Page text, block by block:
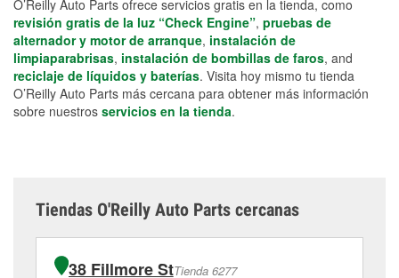
O’Reilly Auto Parts ofrece servicios gratis en la tienda, como
revisión gratis de la luz “Check Engine”, pruebas de
alternador y motor de arranque, instalación de
limpiaparabrisas, instalación de bombillas de faros, and
reciclaje de líquidos y baterías. Visita hoy mismo tu tienda
O’Reilly Auto Parts más cercana para obtener más información
sobre nuestros servicios en la tienda.
Tiendas O'Reilly Auto Parts cercanas
38 Fillmore StTienda 6277